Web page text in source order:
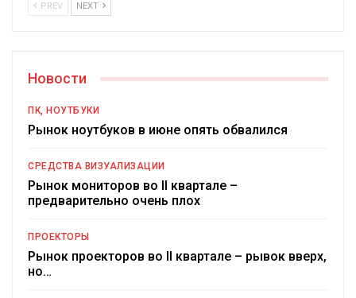
PREV NEXT
Новости
ПК, НОУТБУКИ
Рынок ноутбуков в июне опять обвалился
СРЕДСТВА ВИЗУАЛИЗАЦИИ
Рынок мониторов во II квартале –
предварительно очень плох
ПРОЕКТОРЫ
Рынок проекторов во II квартале – рывок вверх,
но…